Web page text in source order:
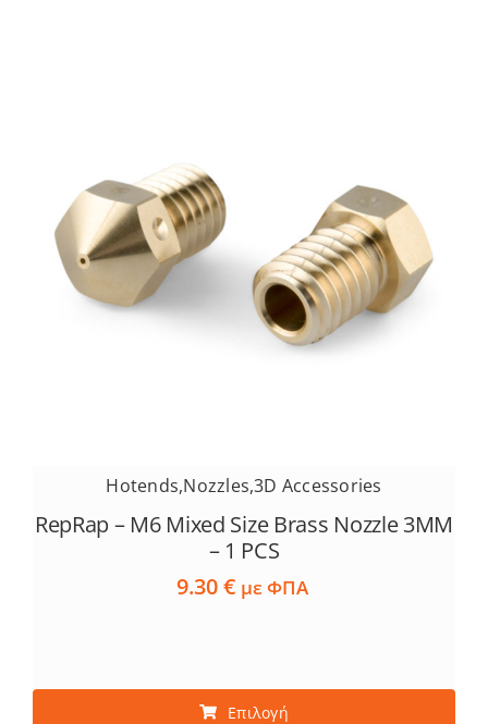
Hotends,Nozzles,3D Accessories
RepRap – M6 Mixed Size Brass Nozzle 3MM
– 1 PCS
9.30€ με ΦΠΑ
Επιλογή